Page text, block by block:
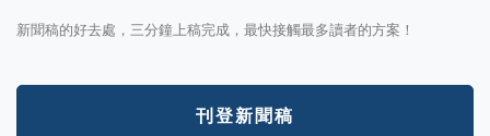
新聞稿的好去處，三分鐘上稿完成，最快接觸最多讀者的方案！
刊登新聞稿